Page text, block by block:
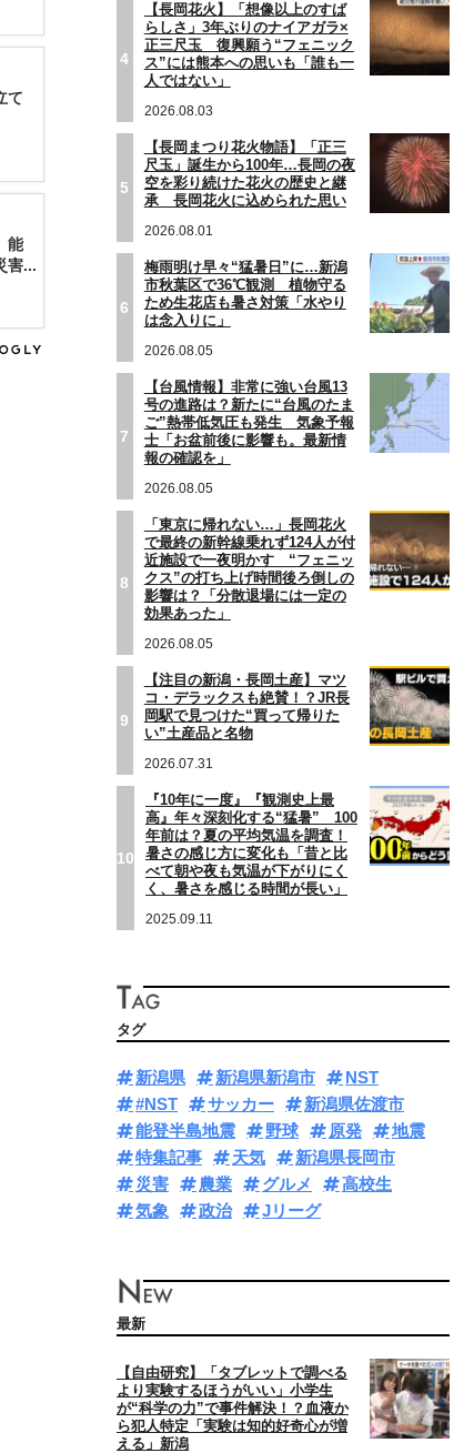
て
能
害...
4
【長岡花火】「想像以上のすば
らしさ」3年ぶりのナイアガラ×
正三尺玉 復興願う“フェニック
ス”には熊本への思いも「誰も一
人ではない」
2026.08.03
5
【長岡まつり花火物語】「正三
尺玉」誕生から100年…長岡の夜
空を彩り続けた花火の歴史と継
承 長岡花火に込められた思い
2026.08.01
6
梅雨明け早々“猛暑日”に…新潟
市秋葉区で36℃観測 植物守る
ため生花店も暑さ対策「水やり
は念入りに」
2026.08.05
7
【台風情報】非常に強い台風13
号の進路は？新たに“台風のたま
ご”熱帯低気圧も発生 気象予報
士「お盆前後に影響も。最新情
報の確認を」
2026.08.05
8
「東京に帰れない…」長岡花火
で最終の新幹線乗れず124人が付
近施設で一夜明かす “フェニッ
クス”の打ち上げ時間後ろ倒しの
影響は？「分散退場には一定の
効果あった」
2026.08.05
9
【注目の新潟・長岡土産】マツ
コ・デラックスも絶賛！？JR長
岡駅で見つけた“買って帰りた
い”土産品と名物
2026.07.31
10
『10年に一度』『観測史上最
高』年々深刻化する“猛暑” 100
年前は？夏の平均気温を調査！
暑さの感じ方に変化も「昔と比
べて朝や夜も気温が下がりにく
く、暑さを感じる時間が長い」
2025.09.11
タグ
新潟県 新潟県新潟市
NST
#NST
サッカー
新潟県佐渡市
能登半島地震
野球 原発
地震
特集記事
天気
新潟県長岡市
災害
農業 グルメ
高校生
気象
政治 Jリーグ
最新
【自由研究】「タブレットで調べる
より実験するほうがいい」小学生
が“科学の力”で事件解決！？血液か
ら犯人特定「実験は知的好奇心が増
える」新潟